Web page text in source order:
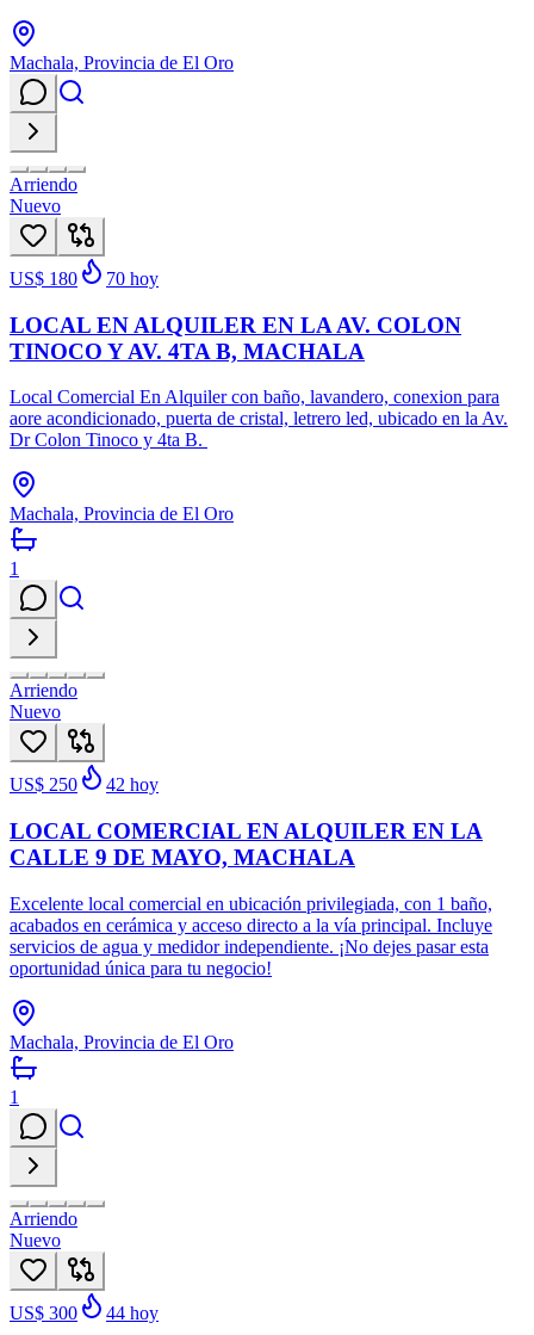
Machala, Provincia de El Oro
Arriendo
Nuevo
US$ 180 70 hoy
LOCAL EN ALQUILER EN LA AV. COLON
TINOCO Y AV. 4TA B, MACHALA
Local Comercial En Alquiler con baño, lavandero, conexion para
aore acondicionado, puerta de cristal, letrero led, ubicado en la Av.
Dr Colon Tinoco y 4ta B.
Machala, Provincia de El Oro
1
Arriendo
Nuevo
US$ 250 42 hoy
LOCAL COMERCIAL EN ALQUILER EN LA
CALLE 9 DE MAYO, MACHALA
Excelente local comercial en ubicación privilegiada, con 1 baño,
acabados en cerámica y acceso directo a la vía principal. Incluye
servicios de agua y medidor independiente. ¡No dejes pasar esta
oportunidad única para tu negocio!
Machala, Provincia de El Oro
1
Arriendo
Nuevo
US$ 300 44 hoy